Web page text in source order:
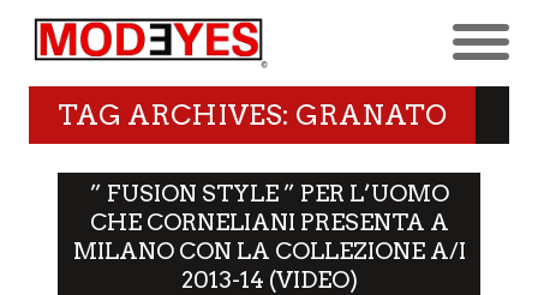
TAG ARCHIVES: GRANATO
” FUSION STYLE ” PER L’UOMO
CHE CORNELIANI PRESENTA A
MILANO CON LA COLLEZIONE A/I
2013-14 (VIDEO)